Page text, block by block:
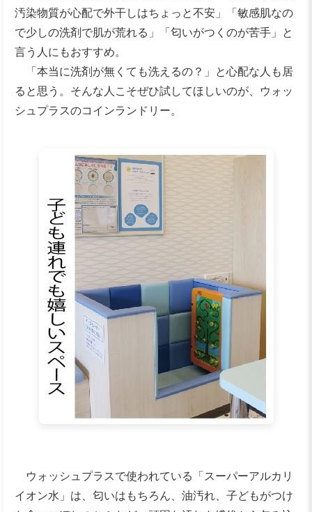
汚染物質が心配で外干しはちょっと不安」「敏感肌なの
で少しの洗剤で肌が荒れる」「匂いがつくのが苦手」と
言う人にもおすすめ。
「本当に洗剤が無くても洗えるの？」と心配な人も居
ると思う。そんな人こそぜひ試してほしいのが、ウォッ
シュプラスのコインランドリー。
ウォッシュプラスで使われている「スーパーアルカリ
イオン水」は、匂いはもちろん、油汚れ、子どもがつけ